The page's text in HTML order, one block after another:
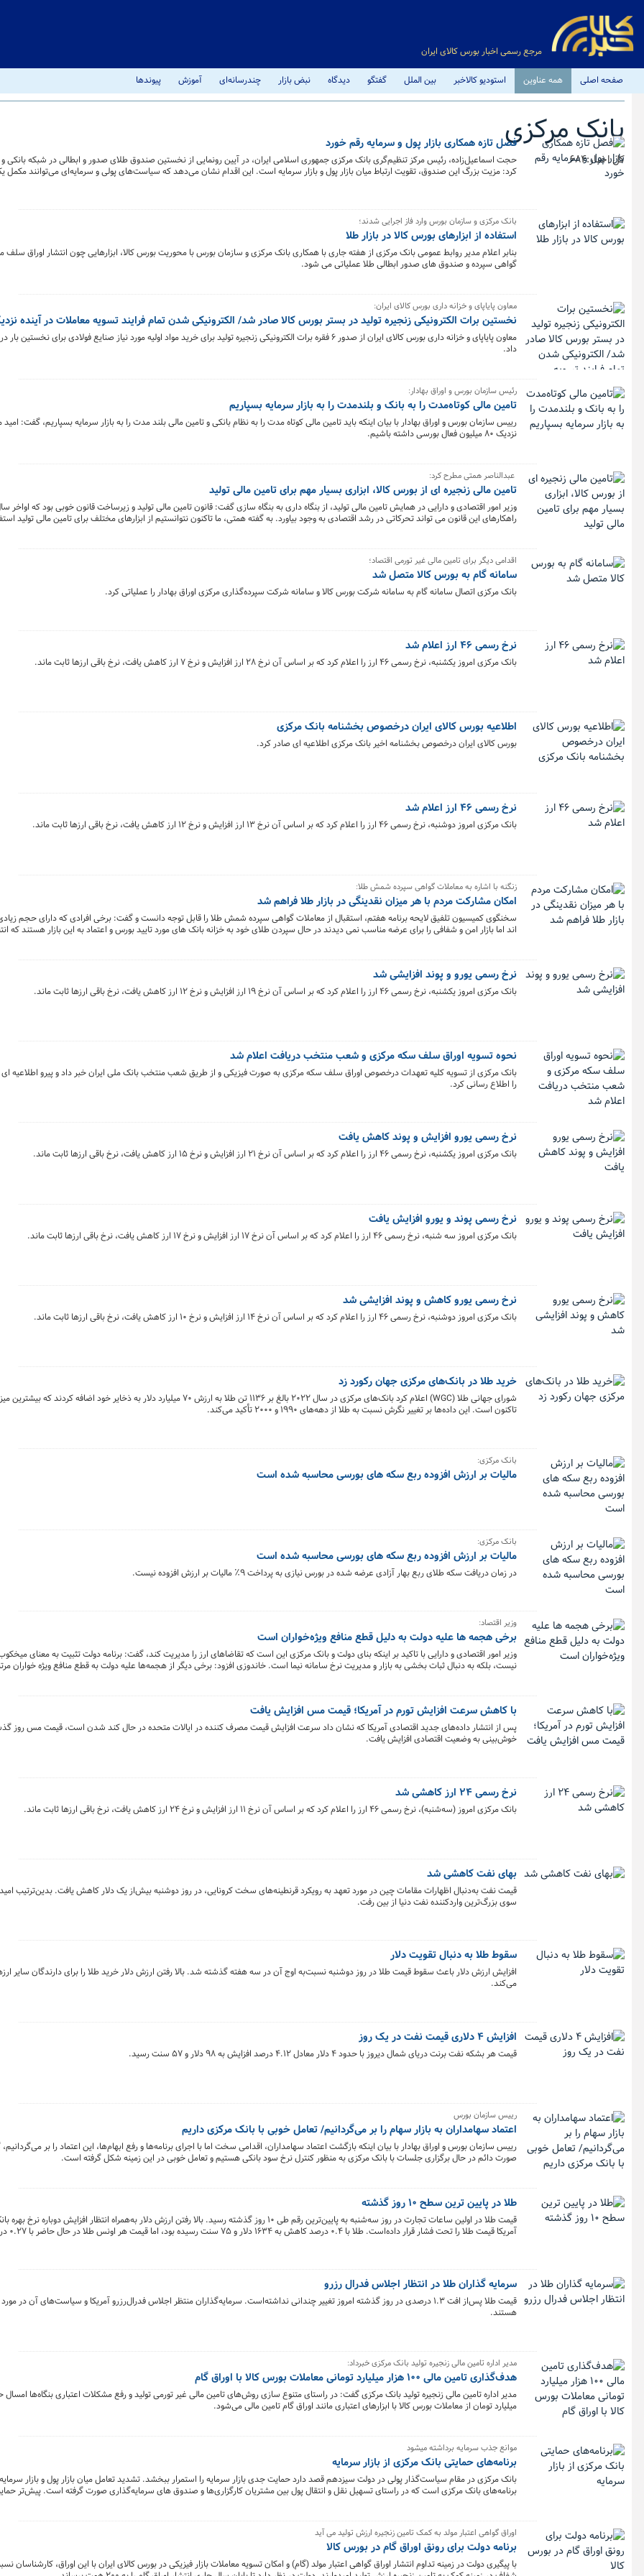
مرجع رسمی اخبار بورس کالای ایران
صفحه اصلی همه عناوین استودیو کالاخبر بین الملل گفتگو دیدگاه نبض بازار چندرسانه‌ای آموزش پیوندها
بانک مرکزی
کل اخبار:684
فصل تازه همکاری بازار پول و سرمایه رقم خورد
حجت اسماعیل‌زاده، رئیس مرکز تنظیم‌گری بانک مرکزی جمهوری اسلامی ایران، در آیین رونمایی از نخستین صندوق طلای صدور و ابطالی در شبکه بانکی و
کرد: مزیت بزرگ این صندوق، تقویت ارتباط میان بازار پول و بازار سرمایه است. این اقدام نشان می‌دهد که سیاست‌های پولی و سرمایه‌ای می‌توانند مکمل
بانک مرکزی و سازمان بورس وارد فاز اجرایی شدند؛
استفاده از ابزارهای بورس کالا در بازار طلا
بنابر اعلام مدیر روابط عمومی بانک مرکزی از هفته جاری با همکاری بانک مرکزی و سازمان بورس با محوریت بورس کالا، ابزارهایی چون انتشار اوراق سلف
گواهی سپرده و صندوق های صدور ابطالی طلا عملیاتی می شود.
معاون پایاپای و خزانه داری بورس کالای ایران:
نخستین برات الکترونیکی زنجیره تولید در بستر بورس کالا صادر شد/ الکترونیکی شدن تمام فرایند تسویه معاملات در آینده
معاون پایاپای و خزانه داری بورس کالای ایران از صدور ۶ فقره برات الکترونیکی زنجیره تولید برای خرید مواد اولیه مورد نیاز صنایع فولادی برای
داد.
رئیس سازمان بورس و اوراق بهادار:
تامین مالی کوتاه‌مدت را به بانک و بلندمدت را به بازار سرمایه بسپاریم
رییس سازمان بورس و اوراق بهادار با بیان اینکه باید تامین مالی کوتاه مدت را به نظام بانکی و تامین مالی بلند مدت را به بازار سرمایه بسپاریم، گفت:
نزدیک ۸۰ میلیون فعال بورسی داشته باشیم.
عبدالناصر همتی مطرح کرد:
تامین مالی زنجیره ای از بورس کالا، ابزاری بسیار مهم برای تامین مالی تولید
وزیر امور اقتصادی و دارایی در همایش تامین مالی تولید، از بنگاه داری به بنگاه سازی گفت: قانون تامین مالی تولید و زیرساخت قانون خوبی بود که
راهکارهای این قانون می تواند تحرکاتی در رشد اقتصادی به وجود بیاورد. به گفته همتی، ما تاکنون نتوانستیم از ابزارهای مختلف برای تامین مالی تولید
زنجیره ای از بورس کالا و... ابزارهای مهمی است که در عمل خواهیم دید، بار بزرگی از تامین مالی تولید را به دوش خواهند کشید.
اقدامی دیگر برای تامین مالی غیر تورمی اقتصاد؛
سامانه گام به بورس کالا متصل شد
بانک مرکزی اتصال سامانه گام به سامانه شرکت بورس کالا و سامانه شرکت سپرده‌گذاری مرکزی اوراق بهادار را عملیاتی کرد.
نرخ رسمی ۴۶ ارز اعلام شد
بانک مرکزی امروز یکشنبه، نرخ رسمی ۴۶ ارز را اعلام کرد که بر اساس آن نرخ ۲۸ ارز افزایش و نرخ ۷ ارز کاهش یافت، نرخ باقی ارزها ثابت ماند.
اطلاعیه بورس کالای ایران درخصوص بخشنامه بانک مرکزی
بورس کالای ایران درخصوص بخشنامه اخیر بانک مرکزی اطلاعیه ای صادر کرد.
نرخ رسمی ۴۶ ارز اعلام شد
بانک مرکزی امروز دوشنبه، نرخ رسمی ۴۶ ارز را اعلام کرد که بر اساس آن نرخ ۱۳ ارز افزایش و نرخ ۱۲ ارز کاهش یافت، نرخ باقی ارزها ثابت ماند.
زنگنه با اشاره به معاملات گواهی سپرده شمش طلا:
امکان مشارکت مردم با هر میزان نقدینگی در بازار طلا فراهم شد
سخنگوی کمیسیون تلفیق لایحه برنامه هفتم، استقبال از معاملات گواهی سپرده شمش طلا را قابل توجه دانست و گفت: برخی افرادی که دارای حجم
اند اما بازار امن و شفافی را برای عرضه مناسب نمی دیدند در حال سپردن طلای خود به خزانه بانک های مورد تایید بورس و اعتماد به این بازار هستند که
نرخ رسمی یورو و پوند افزایشی شد
بانک مرکزی امروز یکشنبه، نرخ رسمی ۴۶ ارز را اعلام کرد که بر اساس آن نرخ ۱۹ ارز افزایش و نرخ ۱۲ ارز کاهش یافت، نرخ باقی ارزها ثابت ماند.
نحوه تسویه اوراق سلف سکه مرکزی و شعب منتخب دریافت اعلام شد
بانک مرکزی از تسویه کلیه تعهدات درخصوص اوراق سلف سکه مرکزی به صورت فیزیکی و از طریق شعب منتخب بانک ملی ایران خبر داد و پیرو
را اطلاع رسانی کرد.
نرخ رسمی یورو افزایش و پوند کاهش یافت
بانک مرکزی امروز یکشنبه، نرخ رسمی ۴۶ ارز را اعلام کرد که بر اساس آن نرخ ۲۱ ارز افزایش و نرخ ۱۵ ارز کاهش یافت، نرخ باقی ارزها ثابت ماند.
­نرخ رسمی پوند و یورو افزایش یافت
بانک مرکزی امروز سه شنبه، نرخ رسمی ۴۶ ارز را اعلام کرد که بر اساس آن نرخ ۱۷ ارز افزایش و نرخ ۱۷ ارز کاهش یافت، نرخ باقی ارزها ثابت ماند.
نرخ رسمی یورو کاهش و پوند افزایشی شد
بانک مرکزی امروز دوشنبه، نرخ رسمی ۴۶ ارز را اعلام کرد که بر اساس آن نرخ ۱۴ ارز افزایش و نرخ ۱۰ ارز کاهش یافت، نرخ باقی ارزها ثابت ماند.
خرید طلا در بانک‌های مرکزی جهان رکورد زد
تاکنون است. این داده‌ها بر تغییر نگرش نسبت به طلا از دهه‌های ۱۹۹۰ و ۲۰۰۰ تأکید می‌کند.
بانک مرکزی:
مالیات بر ارزش افزوده ربع سکه های بورسی محاسبه شده است
بانک مرکزی:
مالیات بر ارزش افزوده ربع سکه های بورسی محاسبه شده است
در زمان دریافت سکه طلای ربع بهار آزادی عرضه شده در بورس نیازی به پرداخت ۹٪ مالیات بر ارزش افزوده نیست.
وزیر اقتصاد:
برخی هجمه ها علیه دولت به دلیل قطع منافع ویژه‌خواران است
وزیر امور اقتصادی و دارایی با تاکید بر اینکه بنای دولت و بانک مرکزی این است که تقاضاهای ارز را مدیریت کند، گفت: برنامه دولت تثبیت به معنای
نیست، بلکه به دنبال ثبات بخشی به بازار و مدیریت نرخ سامانه نیما است. خاندوزی افزود: برخی دیگر از هجمه‌ها علیه دولت به قطع منافع ویژه خواران
با کاهش سرعت افزایش تورم در آمریکا؛ قیمت مس افزایش یافت
پس از انتشار داده‌های جدید اقتصادی آمریکا که نشان داد سرعت افزایش قیمت مصرف کننده در ایالات متحده در حال کند شدن است، قیمت مس روز
خوش‌بینی به وضعیت اقتصادی افزایش یافت.
نرخ رسمی ۲۴ ارز کاهشی شد
بانک مرکزی امروز (سه‌شنبه)، نرخ رسمی ۴۶ ارز را اعلام کرد که بر اساس آن نرخ ۱۱ ارز افزایش و نرخ ۲۴ ارز کاهش یافت، نرخ باقی ارزها ثابت ماند.
بهای نفت کاهشی شد
قیمت نفت به‌دنبال اظهارات مقامات چین در مورد تعهد به رویکرد قرنطینه‌های سخت کرونایی، در روز دوشنبه بیش‌از یک دلار کاهش یافت. بدین‌ترتیب امید
سوی بزرگ‌ترین واردکننده نفت دنیا از بین رفت.
سقوط طلا به دنبال تقویت دلار
افزایش ارزش دلار باعث سقوط قیمت طلا در روز دوشنبه نسبت‌به اوج آن در سه هفته گذشته شد. بالا رفتن ارزش دلار خرید طلا را برای دارندگان سایر
می‌کند.
افزایش ۴ دلاری قیمت نفت در یک روز
قیمت هر بشکه نفت برنت دریای شمال دیروز با حدود ۴ دلار معادل ۴.۱۲ درصد افزایش به ۹۸ دلار و ۵۷ سنت رسید.
رییس سازمان بورس
اعتماد سهامداران به بازار سهام را بر می‌گردانیم/ تعامل خوبی با بانک مرکزی داریم
رییس سازمان بورس و اوراق بهادار با بیان اینکه بازگشت اعتماد سهامداران، اقدامی سخت اما با اجرای برنامه‌ها و رفع ابهام‌ها، این اعتماد را بر
صورت دائم در حال برگزاری جلسات با بانک مرکزی به منظور کنترل نرخ سود بانکی هستیم و تعامل خوبی در این زمینه شکل گرفته است.
طلا در پایین ترین سطح ۱۰ روز گذشته
قیمت طلا در اولین ساعات تجارت در روز سه‌شنبه به پایین‌ترین رقم طی ۱۰ روز گذشته رسید. بالا رفتن ارزش دلار به‌همراه انتظار افزایش دوباره
سرمایه گذاران طلا در انتظار اجلاس فدرال رزرو
قیمت طلا پس‌از افت ۱.۳ درصدی در روز گذشته امروز تغییر چندانی نداشته‌است. سرمایه‌گذاران منتظر اجلاس فدرال‌رزرو آمریکا و سیاست‌های آن در
هستند.
‌مدیر اداره تامین مالی زنجیره تولید بانک مرکزی خبرداد:
هدف‌گذاری تامین مالی ۱۰۰ هزار میلیارد تومانی معاملات بورس کالا با اوراق گام
میلیارد تومان از معاملات بورس کالا با ابزارهای اعتباری مانند اوراق گام تامین مالی می‌شود.
موانع جذب سرمایه برداشته میشود
برنامه‌های حمایتی بانک مرکزی از بازار سرمایه
بانک مرکزی در مقام سیاست‌گذار پولی در دولت سیزدهم قصد دارد حمایت جدی بازار سرمایه را استمرار ببخشد. تشدید تعامل میان بازار پول و بازار
برنامه‌های بانک مرکزی است که در راستای تسهیل نقل و انتقال پول بین مشتریان کارگزاری‌ها و صندوق های سرمایه‌گذاری صورت گرفته است. پیش‌تر
اوراق گواهی اعتبار مولد به کمک تامین زنجیره ارزش تولید می آید
برنامه دولت برای رونق اوراق گام در بورس کالا
با پیگیری دولت در زمینه تداوم انتشار اوراق گواهی اعتبار مولد (گام) و امکان تسویه معاملات بازار فیزیکی در بورس کالای ایران با این اوراق، کارشناسان